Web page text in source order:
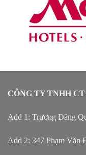
CÔNG TY TNHH
Add 1: Trương Đăng
Add 2: 347 Phạm Văn